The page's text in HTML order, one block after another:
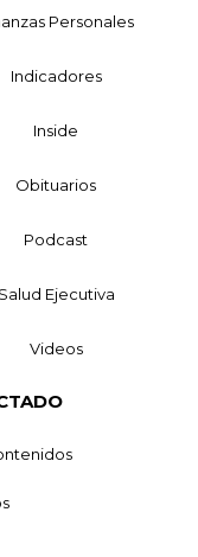
Personales
Indicadores
Inside
Obituarios
Podcast
Salud Ejecutiva
Videos